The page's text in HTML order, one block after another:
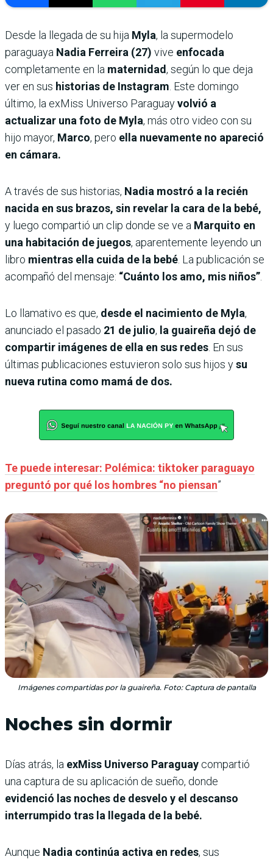
Desde la llegada de su hija Myla, la supermodelo
paraguaya Nadia Ferreira (27) vive enfocada
completamente en la maternidad, según lo que deja
ver en sus historias de Instagram. Este domingo
último, la exMiss Universo Paraguayvolvió a
actualizar una foto de Myla, más otro video con su
hijo mayor, Marco, pero ella nuevamente no apareció
en cámara.
A través de sus historias, Nadia mostró a la recién
nacida en sus brazos, sin revelar la cara de la bebé,
y luego compartió un clip donde se ve a Marquito en
una habitación de juegos, aparentemente leyendo un
libro mientras ella cuida de la bebé. La publicación se
acompañó del mensaje: “Cuánto los amo, mis niños”.
Lo llamativo es que, desde el nacimiento de Myla,
anunciado el pasado 21 de julio, la guaireña dejó de
compartir imágenes de ella en sus redes. En sus
últimas publicaciones estuvieron solo sus hijos ysu
nueva rutina como mamá de dos.
Te puede interesar: Polémica: tiktoker paraguayo
preguntó por qué los hombres “no piensan”
Imágenes compartidas por la guaireña. Foto: Captura de pantalla
Noches sin dormir
Días atrás, la exMiss Universo Paraguay compartió
una captura de su aplicación de sueño, donde
evidenció las noches de desvelo y el descanso
interrumpido tras la llegada de la bebé.
Aunque Nadia continúa activa en redes, sus